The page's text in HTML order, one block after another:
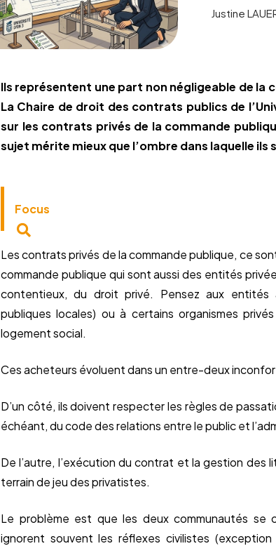
Justine
Ils représentent une part non négligeable de
La Chaire de droit des contrats publics de
sur les contrats privés de la commande
sujet mérite mieux que l’ombre dans laquelle ils
Focus
Les contrats privés de la commande publique, ce
commande publique qui sont aussi des entités
contentieux, du droit privé. Pensez aux entités
publiques locales) ou à certains organismes
logement social.
Ces acheteurs évoluent dans un entre-deux
D’un côté, ils doivent respecter les règles de
échéant, du code des relations entre le public et
De l’autre, l’exécution du contrat et la gestion
terrain de jeu des privatistes.
Le problème est que les deux communautés se
ignorent souvent les réflexes civilistes